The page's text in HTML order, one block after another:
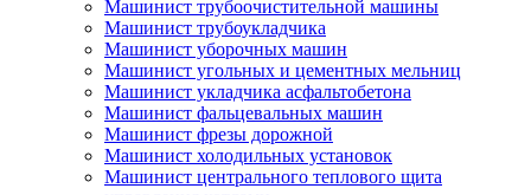
Машинист трубоочистительной машины
Машинист трубоукладчика
Машинист уборочных машин
Машинист угольных и цементных мельниц
Машинист укладчика асфальтобетона
Машинист фальцевальных машин
Машинист фрезы дорожной
Машинист холодильных установок
Машинист центрального теплового щита